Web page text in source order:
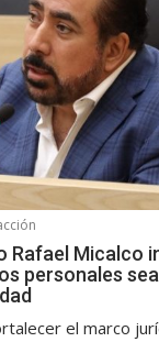
Rafael Micalco
personales
el marco